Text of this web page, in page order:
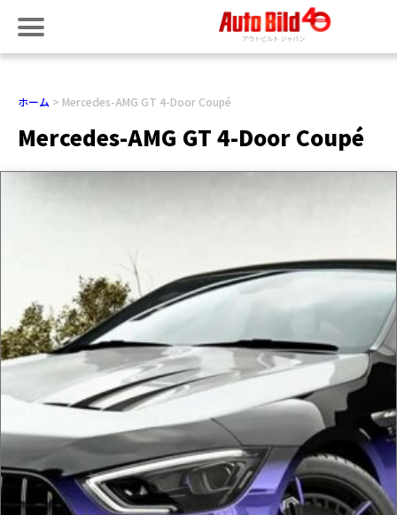
ホーム Mercedes-AMG GT 4-Door Coupé
Mercedes-AMG GT 4-Door Coupé